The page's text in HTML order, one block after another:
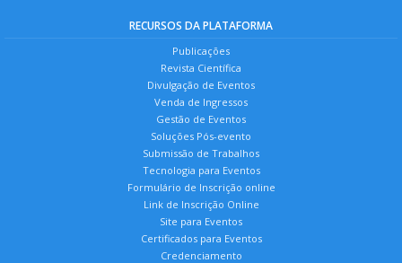
RECURSOS DA PLATAFORMA
Publicações
Revista Científica
Divulgação de Eventos
Venda de Ingressos
Gestão de Eventos
Soluções Pós-evento
Submissão de Trabalhos
Tecnologia para Eventos
Formulário de Inscrição online
Link de Inscrição Online
Site para Eventos
Certificados para Eventos
Credenciamento